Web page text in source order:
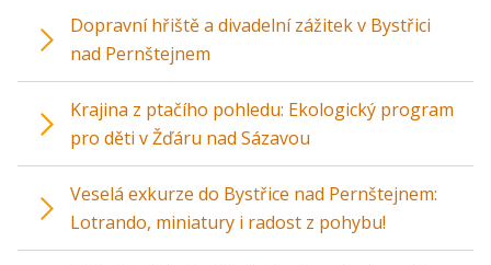
Dopravní hřiště a divadelní zážitek v Bystřici
nad Pernštejnem
Krajina z ptačího pohledu: Ekologický program
pro děti v Žďáru nad Sázavou
Veselá exkurze do Bystřice nad Pernštejnem:
Lotrando, miniatury i radost z pohybu!